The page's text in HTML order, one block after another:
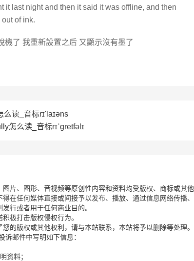
it last night and then it said it was offline, and then
of ink.
機了 我重新設置之后 又顯示沒有墨了
读_音标rɪ'laɪəns
怎么读_音标rɪˈgretfəlɪ
片、图形、音视频等原创性内容和资料均受版权、商标或其他
在任何媒体直接或间接予以发布、播放、通过信息网络传播、
行或者用于任何商业目的。
极打击版权侵权行为。
的版权或其他权利，请与本站联系，本站将予以删除等处理。
邮件中写明如下信息：
资料；